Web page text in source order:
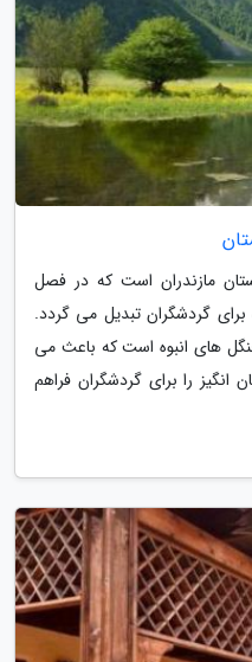
مازندران است که در فصل
گردشگران تبدیل می گردد.
های انبوه است که باعث می
را برای گردشگران فراهم